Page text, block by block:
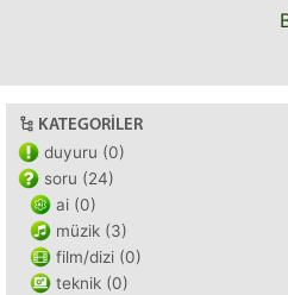
KATEGORILER
duyuru (0)
soru (24)
ai (0)
müzik (3)
film/dizi (0)
teknik (0)